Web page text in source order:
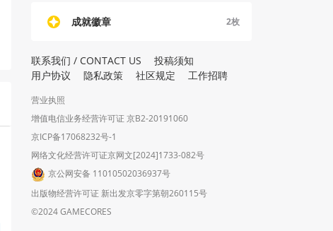
成就徽章 2枚
联系我们 / CONTACT US
投稿须知
用户协议
隐私政策 社区规定 工作招聘
营业执照
增值电信业务经营许可证 京B2-20191060
京ICP备17068232号-1
网络文化经营许可证京网文[2024]1733-082号
京公网安备 11010502036937号
出版物经营许可证 新出发京零字第朝260115号
©2024 GAMECORES